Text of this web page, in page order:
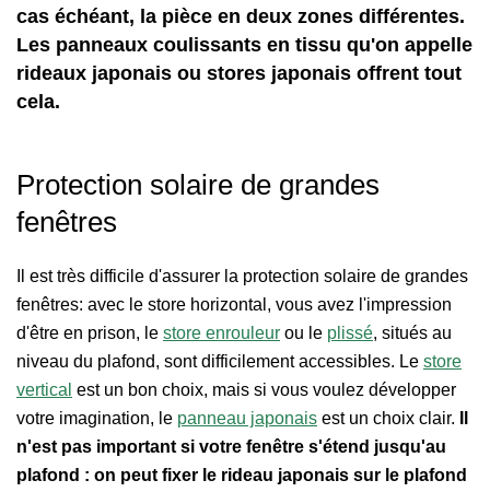
cas échéant, la pièce en deux zones différentes.
Les panneaux coulissants en tissu qu'on appelle
rideaux japonais ou stores japonais offrent tout
cela.
Protection solaire de grandes
fenêtres
Il est très difficile d'assurer la protection solaire de grandes
fenêtres: avec le store horizontal, vous avez l'impression
d'être en prison, le store enrouleur ou le plissé, situés au
niveau du plafond, sont difficilement accessibles. Le store
vertical est un bon choix, mais si vous voulez développer
votre imagination, le panneau japonais est un choix clair.
n'est pas important si votre fenêtre s'étend jusqu'au
plafond : on peut fixer le rideau japonais sur le plafond